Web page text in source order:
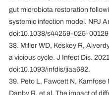
gut microbiota restoration
systemic infection model. NPJ
doi:10.1038/s44259-025-
38. Miller WD, Keskey R,
a vicious cycle. J Infect Dis.
doi:10.1093/infdis/jiaa682.
39. Peto L, Fawcett N,